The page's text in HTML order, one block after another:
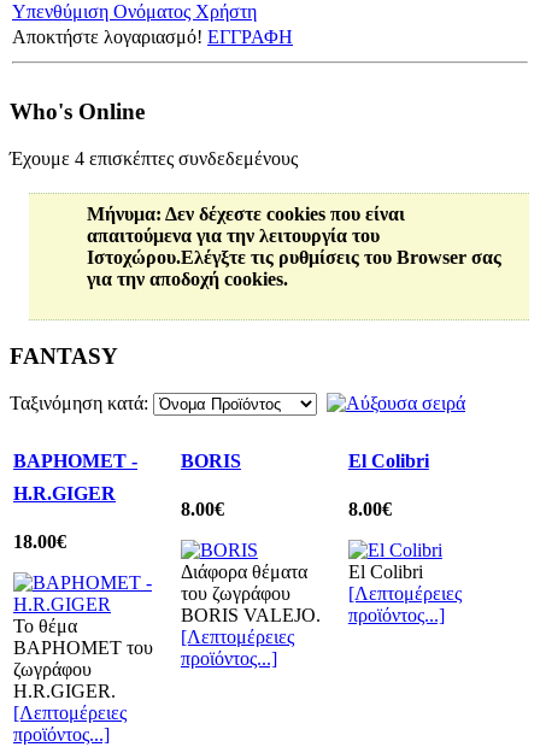
Υπενθύμιση Ονόματος Χρήστη
Αποκτήστε λογαριασμό! ΕΓΓΡΑΦΗ
Who's Online
Έχουμε 4 επισκέπτες συνδεδεμένους
Μήνυμα: Δεν δέχεστε cookies που είναι
απαιτούμενα για την λειτουργία του
Ιστοχώρου.Ελέγξτε τις ρυθμίσεις του Browser σας
για την αποδοχή cookies.
FANTASY
Ταξινόμηση κατά:
BAPHOMET -
H.R.GIGER
18.00€
To θέμα
BAPHOMET του
ζωγράφου
H.R.GIGER.
[Λεπτομέρειες
προϊόντος...]
BORIS
8.00€
Διάφορα θέματα
του ζωγράφου
BORIS VALEJO.
[Λεπτομέρειες
προϊόντος...]
El Colibri
8.00€
El Colibri
[Λεπτομέρειες
προϊόντος...]